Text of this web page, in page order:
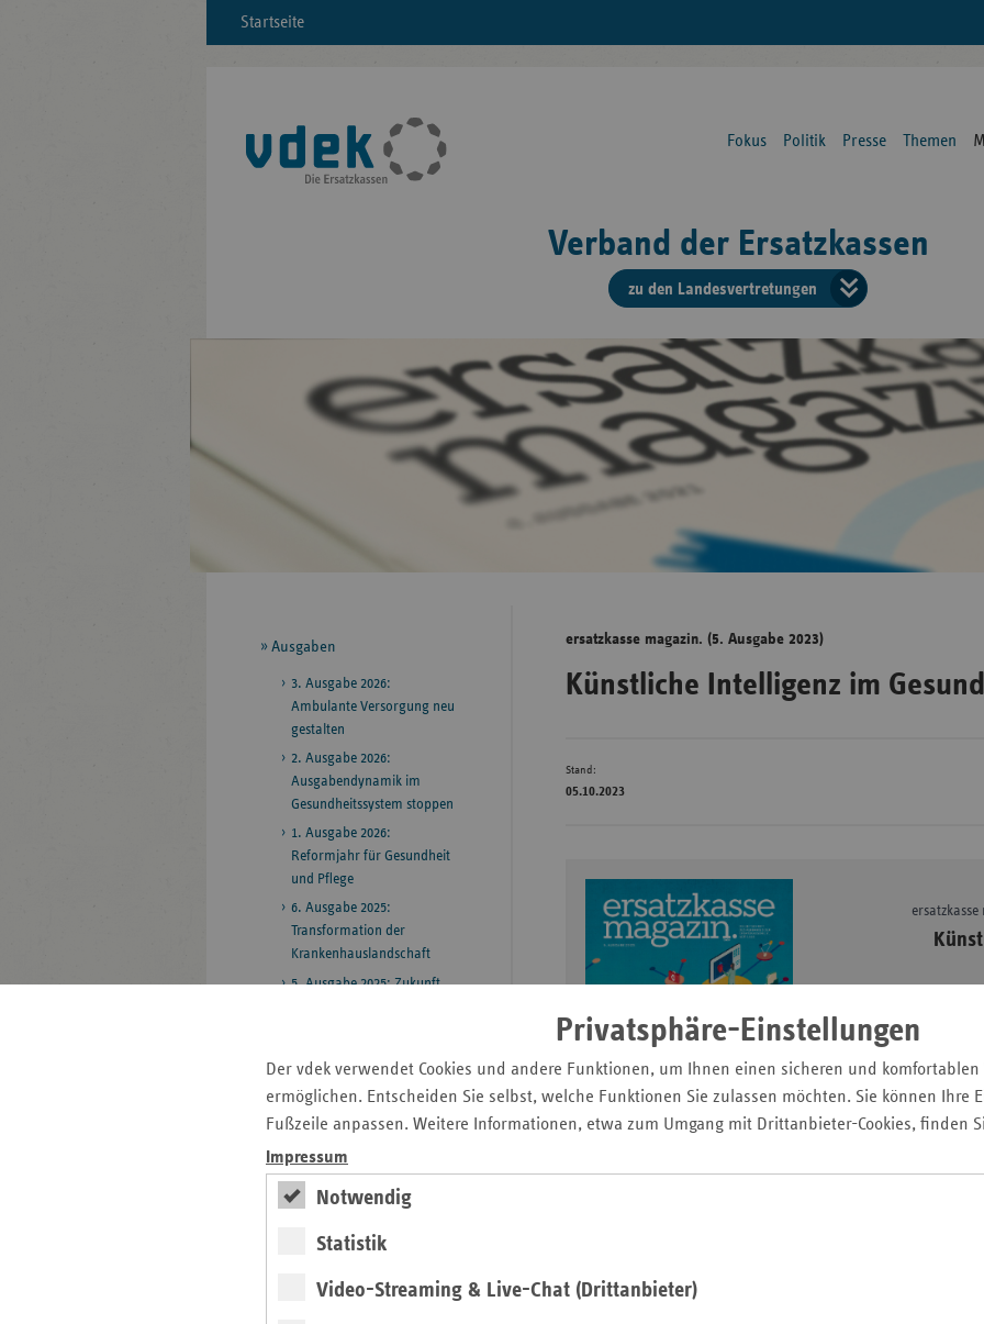
Privatsphäre-Einstellungen
Der vdek verwendet Cookies und andere Funktionen, um Ihnen einen sicheren und
ermöglichen. Entscheiden Sie selbst, welche Funktionen Sie zulassen möchten. Sie können Ihre
Fußzeile anpassen. Weitere Informationen, etwa zum Umgang mit Drittanbieter-Cookies, finden
Impressum
Notwendig
Statistik
Video-Streaming & Live-Chat (Drittanbieter)
Startseite
Fokus Politik Presse Themen
Verband der Ersatzkassen
zu den Landesvertretungen
der
ersatzkasse magazin. (5. Ausgabe 2023)
Künstliche Intelligenz im
Stand:
05.10.2023
Einzug in den
trägt sie dazu bei, die
werden sich viele
ergeben. Dabei gilt
Seitennavigation
Ausgaben
3. Ausgabe 2026:
Ambulante Versorgung neu
gestalten
2. Ausgabe 2026:
Ausgabendynamik im
Gesundheitssystem stoppen
1. Ausgabe 2026:
Reformjahr für Gesundheit
und Pflege
6. Ausgabe 2025:
Transformation der
Krankenhauslandschaft
5. Ausgabe 2025: Zukunft
Archiv
Impressum Magazin
erschienen